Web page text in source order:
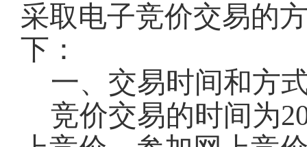
采取电子竞价交易的
下：
一、交易时间和方
竞价交易的时间为